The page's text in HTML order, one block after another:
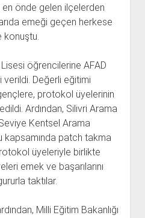
önde gelen ilçelerden
emeği geçen herkese
konuştu.
öğrencilerine AFAD
Değerli eğitimi
protokol üyelerinin
Ardından, Silivri Arama
Kentsel Arama
patch takma
üyeleriyle birlikte
emek ve başarılarını
taktılar.
Milli Eğitim Bakanlığı